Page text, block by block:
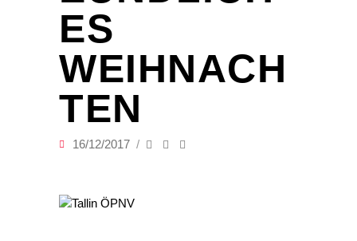
ES
WEIHNACH
TEN
16/12/2017